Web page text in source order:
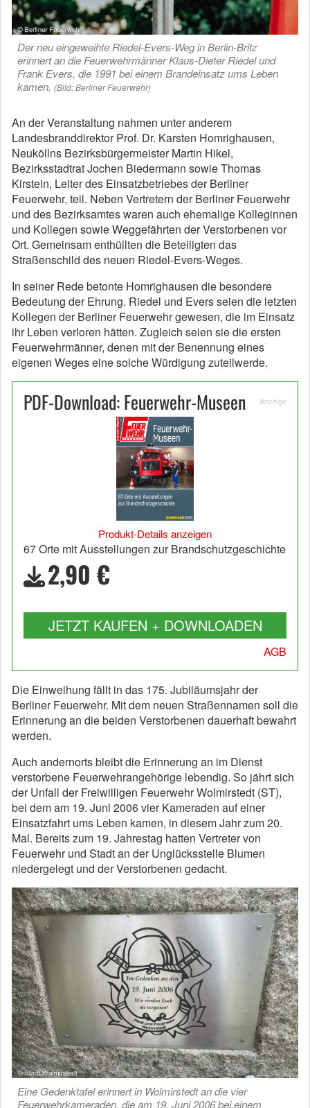
Der neu eingeweihte Riedel-Evers-Weg in Berlin-Britz
erinnert an die Feuerwehrmänner Klaus-Dieter Riedel und
Frank Evers, die 1991 bei einem Brandeinsatz ums Leben
kamen. (Bild: Berliner Feuerwehr)
An der Veranstaltung nahmen unter anderem
Landesbranddirektor Prof. Dr. Karsten Homrighausen,
Neuköllns Bezirksbürgermeister Martin Hikel,
Bezirksstadtrat Jochen Biedermann sowie Thomas
Kirstein, Leiter des Einsatzbetriebes der Berliner
Feuerwehr, teil. Neben Vertretern der Berliner Feuerwehr
und des Bezirksamtes waren auch ehemalige Kolleginnen
und Kollegen sowie Weggefährten der Verstorbenen vor
Ort. Gemeinsam enthüllten die Beteiligten das
Straßenschild des neuen Riedel-Evers-Weges.
In seiner Rede betonte Homrighausen die besondere
Bedeutung der Ehrung. Riedel und Evers seien die letzten
Kollegen der Berliner Feuerwehr gewesen, die im Einsatz
ihr Leben verloren hätten. Zugleich seien sie die ersten
Feuerwehrmänner, denen mit der Benennung eines
eigenen Weges eine solche Würdigung zuteilwerde.
PDF-Download: Feuerwehr-Museen Anzeige
Produkt-Details anzeigen
67 Orte mit Ausstellungen zur Brandschutzgeschichte
2,90 €
JETZT KAUFEN + DOWNLOADEN
AGB
Die Einweihung fällt in das 175. Jubiläumsjahr der
Berliner Feuerwehr. Mit dem neuen Straßennamen soll die
Erinnerung an die beiden Verstorbenen dauerhaft bewahrt
werden.
Auch andernorts bleibt die Erinnerung an im Dienst
verstorbene Feuerwehrangehörige lebendig. So jährt sich
der Unfall der Freiwilligen Feuerwehr Wolmirstedt (ST),
bei dem am 19. Juni 2006 vier Kameraden auf einer
Einsatzfahrt ums Leben kamen, in diesem Jahr zum 20.
Mal. Bereits zum 19. Jahrestag hatten Vertreter von
Feuerwehr und Stadt an der Unglücksstelle Blumen
niedergelegt und der Verstorbenen gedacht.
Eine Gedenktafel erinnert in Wolmirstedt an die vier
Feuerwehrkameraden, die am 19. Juni 2006 bei einem